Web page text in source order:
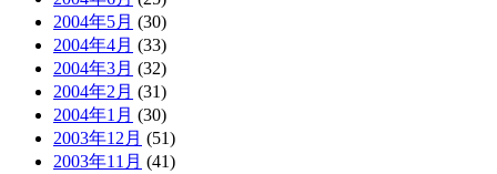
2004年5月 (30)
2004年4月 (33)
2004年3月 (32)
2004年2月 (31)
2004年1月 (30)
2003年12月 (51)
2003年11月 (41)